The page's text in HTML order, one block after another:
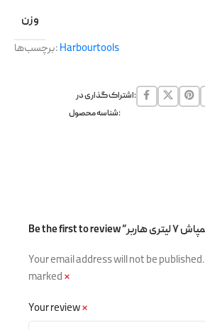
وزن
برچسب‌ها:Harbourtools
اشتراک گذاری در:
شناسه محصول:
Your email address will not be published.
marked*
Your review*